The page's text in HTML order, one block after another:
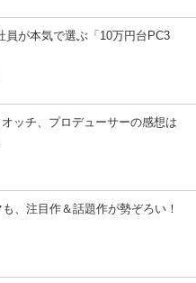
員が本気で選ぶ「10万円台PC3
オッチ、プロデューサーの感想は
、注目作＆話題作が勢ぞろい！